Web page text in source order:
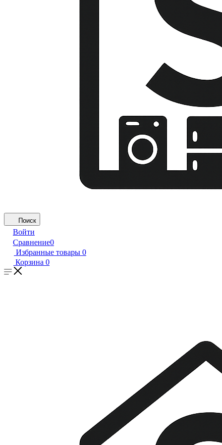
Поиск
Войти
Сравнение0
Избранные товары 0
Корзина 0